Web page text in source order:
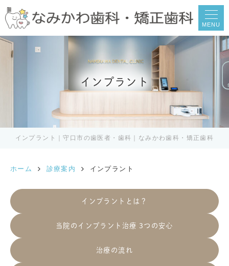
MENU
インプラント
インプラント｜守口市の歯医者・歯科｜なみかわ歯科・矯正歯科
ホーム 診療案内 インプラント
インプラントとは？
当院のインプラント治療 3つの安心
治療の流れ